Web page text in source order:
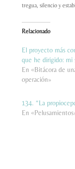
tregua, silencio y
Relacionado
El proyecto más
que he dirigido: mi
En «Bitácora de
operación»
134. “La
En